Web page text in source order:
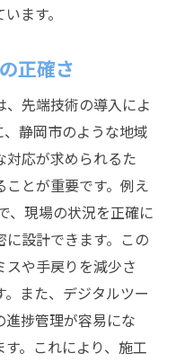
ます。
正確さ
先端技術の導入によ
静岡市のような地域
対応が求められるた
とが重要です。例え
、現場の状況を正確に
設計できます。この
スや手戻りを減少さ
また、デジタルツー
捗管理が容易にな
。これにより、施工